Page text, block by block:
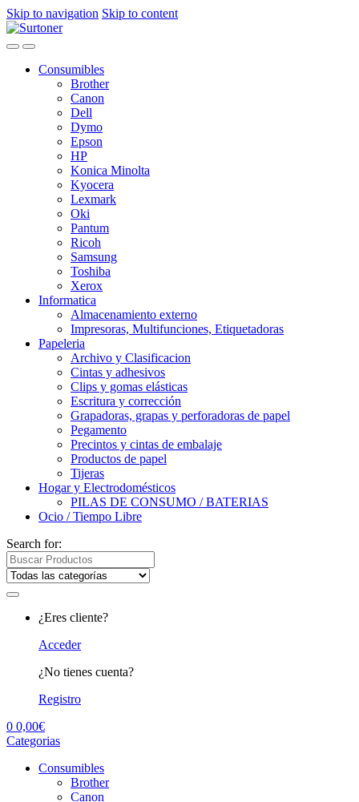
Skip to navigation Skip to content
Consumibles
Brother
Canon
Dell
Dymo
Epson
HP
Konica Minolta
Kyocera
Lexmark
Oki
Pantum
Ricoh
Samsung
Toshiba
Xerox
Informatica
Almacenamiento externo
Impresoras, Multifunciones, Etiquetadoras
Papeleria
Archivo y Clasificacion
Cintas y adhesivos
Clips y gomas elásticas
Escritura y corrección
Grapadoras, grapas y perforadoras de papel
Pegamento
Precintos y cintas de embalaje
Productos de papel
Tijeras
Hogar y Electrodomésticos
PILAS DE CONSUMO / BATERIAS
Ocio / Tiempo Libre
Search for:
¿Eres cliente?
Acceder
¿No tienes cuenta?
Registro
0 0,00€
Categorias
Consumibles
Brother
Canon